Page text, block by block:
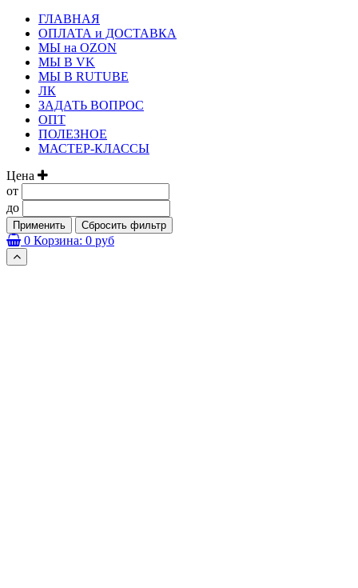
ГЛАВНАЯ
ОПЛАТА и ДОСТАВКА
МЫ на OZON
МЫ В VK
МЫ В RUTUBE
ЛК
ЗАДАТЬ ВОПРОС
ОПТ
ПОЛЕЗНОЕ
МАСТЕР-КЛАССЫ
Цена
от
до
Применить Сбросить фильтр
0 Корзина: 0 руб